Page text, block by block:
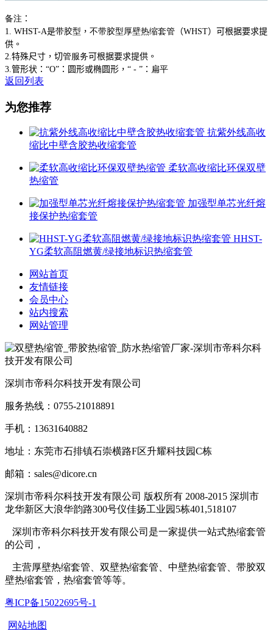
备注 ：
1. WHST-A是带胶型 ， 不带胶型厚壁热缩套管 （WHST）可根据要求提
供。
2. 特殊尺寸，切管服务 可根据要求提供。
3. 管形状：“O” ：圆形或椭圆形，“ - ” ： 扁平
返回列表
为您推荐
抗紫外线高收
缩比中壁含胶热收缩套管
柔软高收缩比环保双壁
热缩管
加强型单芯光纤熔
接保护热缩套管
HHST-
YG柔软高阻燃黄/绿接地标识热缩套管
网站首页
友情链接
会员中心
站内搜索
网站管理
深圳市帝科尔科技开发有限公司
服务热线：0755-21018891
手机：13631640882
地址：东莞市石排镇石崇横路F区升耀科技园C栋
邮箱：sales@dicore.cn
深圳市帝科尔科技开发有限公司 版权所有 2008-2015 深圳市
龙华新区大浪华韵路300号仪佳扬工业园5栋401,518107
深圳市帝科尔科技开发有限公司是一家提供一站式热缩套管
的公司，
主营厚壁热缩套管、双壁热缩套管、中壁热缩套管、带胶双
壁热缩套管，热缩套管等等。
粤ICP备15022695号-1
网站地图